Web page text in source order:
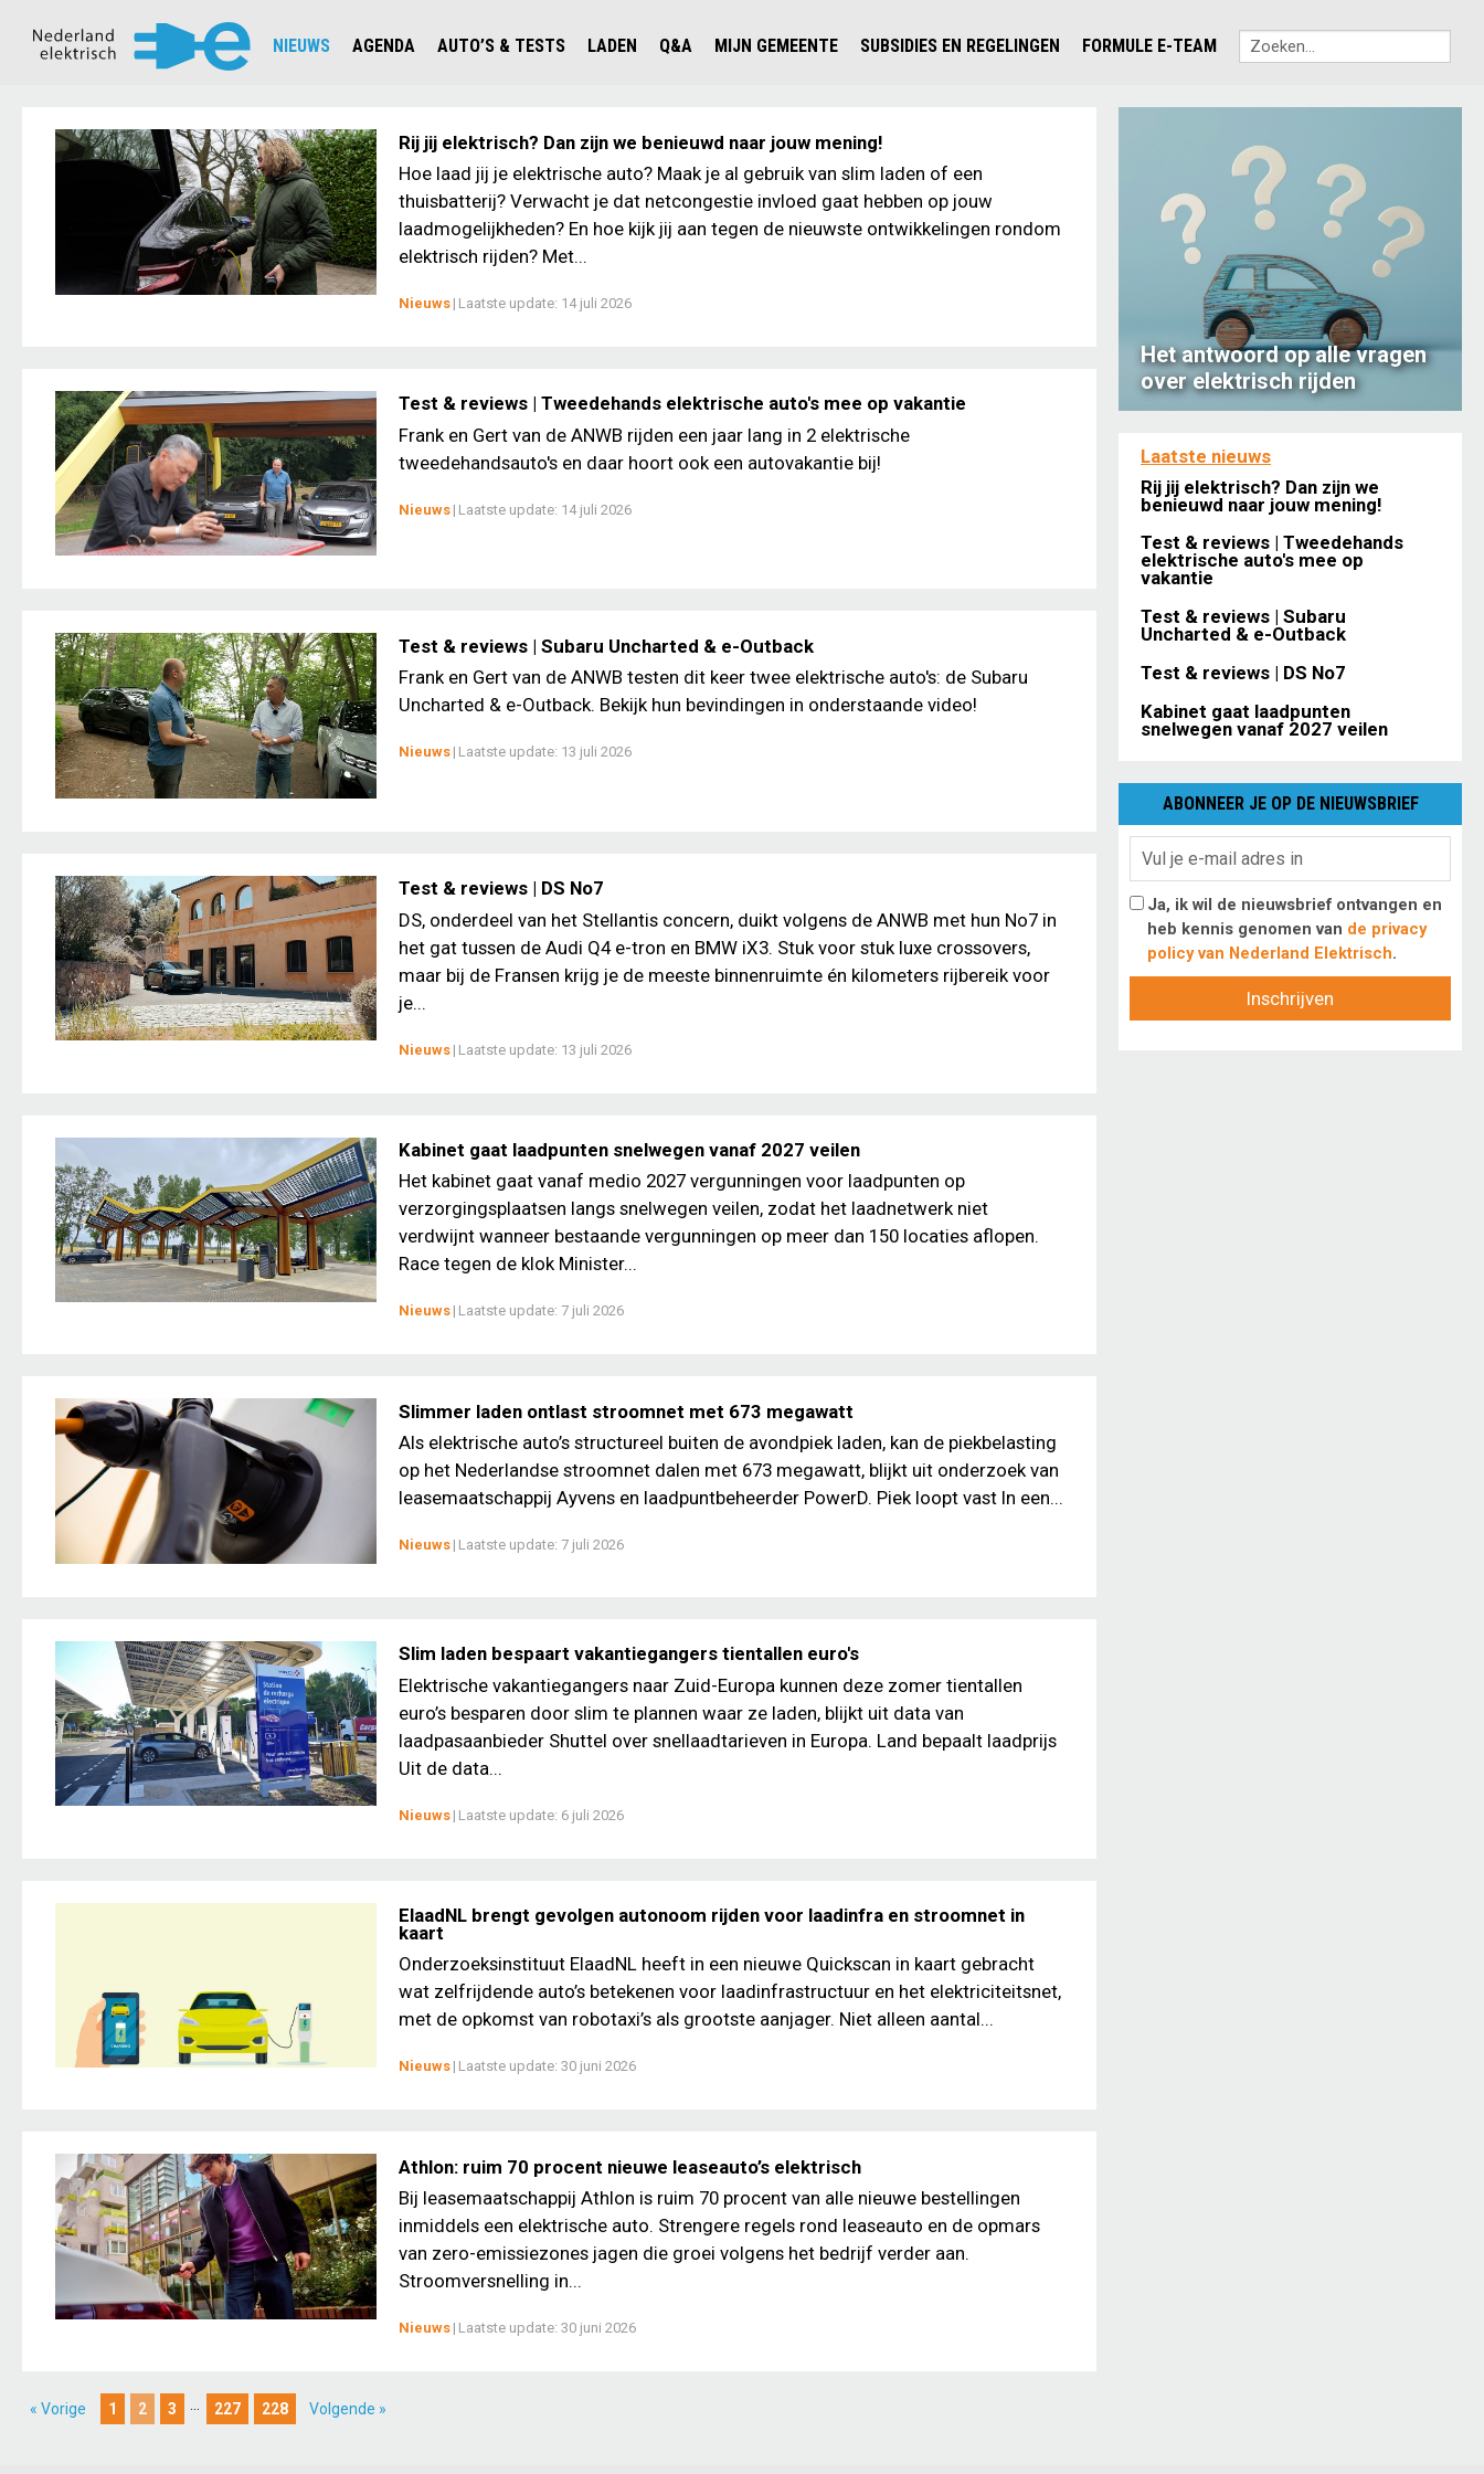
NIEUWS
CIJFERS EN STATISTIEKEN EV'S IN NEDERLAND
AANMELDEN NIEUWSBRIEF
AGENDA
AUTO’S & TESTS
JOUW VOLGENDE AUTO ELEKTRISCH?
LADEN
Q&A
OPLADEN
SLIM LADEN
VEILIGHEID
MIJN GEMEENTE
VVE
SUBSIDIES EN REGELINGEN FORMULE E-TEAM
Rij jij elektrisch? Dan zijn we benieuwd naar jouw mening!
Hoe laad jij je elektrische auto? Maak je al gebruik van slim laden of een
thuisbatterij? Verwacht je dat netcongestie invloed gaat hebben op jouw
laadmogelijkheden? En hoe kijk jij aan tegen de nieuwste ontwikkelingen rondom
elektrisch rijden? Met...
Nieuws | Laatste update: 14 juli 2026
Test & reviews | Tweedehands elektrische auto's mee op vakantie
Frank en Gert van de ANWB rijden een jaar lang in 2 elektrische
tweedehandsauto's en daar hoort ook een autovakantie bij!
Nieuws | Laatste update: 14 juli 2026
Test & reviews | Subaru Uncharted & e-Outback
Frank en Gert van de ANWB testen dit keer twee elektrische auto's: de Subaru
Uncharted & e-Outback. Bekijk hun bevindingen in onderstaande video!
Nieuws | Laatste update: 13 juli 2026
Test & reviews | DS No7
DS, onderdeel van het Stellantis concern, duikt volgens de ANWB met hun No7 in
het gat tussen de Audi Q4 e-tron en BMW iX3. Stuk voor stuk luxe crossovers,
maar bij de Fransen krijg je de meeste binnenruimte én kilometers rijbereik voor
je...
Nieuws | Laatste update: 13 juli 2026
Kabinet gaat laadpunten snelwegen vanaf 2027 veilen
Het kabinet gaat vanaf medio 2027 vergunningen voor laadpunten op
verzorgingsplaatsen langs snelwegen veilen, zodat het laadnetwerk niet
verdwijnt wanneer bestaande vergunningen op meer dan 150 locaties aflopen.
Race tegen de klok Minister...
Nieuws | Laatste update: 7 juli 2026
Slimmer laden ontlast stroomnet met 673 megawatt
Als elektrische auto’s structureel buiten de avondpiek laden, kan de piekbelasting
op het Nederlandse stroomnet dalen met 673 megawatt, blijkt uit onderzoek van
leasemaatschappij Ayvens en laadpuntbeheerder PowerD. Piek loopt vast In een...
Nieuws | Laatste update: 7 juli 2026
Slim laden bespaart vakantiegangers tientallen euro's
Elektrische vakantiegangers naar Zuid-Europa kunnen deze zomer tientallen
euro’s besparen door slim te plannen waar ze laden, blijkt uit data van
laadpasaanbieder Shuttel over snellaadtarieven in Europa. Land bepaalt laadprijs
Uit de data...
Nieuws | Laatste update: 6 juli 2026
ElaadNL brengt gevolgen autonoom rijden voor laadinfra en stroomnet in
kaart
Onderzoeksinstituut ElaadNL heeft in een nieuwe Quickscan in kaart gebracht
wat zelfrijdende auto’s betekenen voor laadinfrastructuur en het elektriciteitsnet,
met de opkomst van robotaxi’s als grootste aanjager. Niet alleen aantal...
Nieuws | Laatste update: 30 juni 2026
Athlon: ruim 70 procent nieuwe leaseauto’s elektrisch
Bij leasemaatschappij Athlon is ruim 70 procent van alle nieuwe bestellingen
inmiddels een elektrische auto. Strengere regels rond leaseauto en de opmars
van zero-emissiezones jagen die groei volgens het bedrijf verder aan.
Stroomversnelling in...
Nieuws | Laatste update: 30 juni 2026
« Vorige 1 2 3 ... 227 228 Volgende »
Het antwoord op alle vragen
over elektrisch rijden
Laatste nieuws
Rij jij elektrisch? Dan zijn we
benieuwd naar jouw mening!
Test & reviews | Tweedehands
elektrische auto's mee op
vakantie
Test & reviews | Subaru
Uncharted & e-Outback
Test & reviews | DS No7
Kabinet gaat laadpunten
snelwegen vanaf 2027 veilen
ABONNEER JE OP DE NIEUWSBRIEF
Ja, ik wil de nieuwsbrief ontvangen en
heb kennis genomen van de privacy
policy van Nederland Elektrisch.
Inschrijven